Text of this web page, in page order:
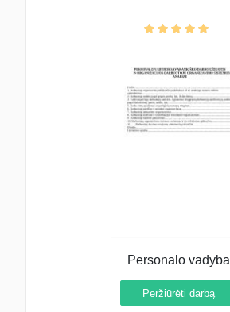
Personalo vadyba
Peržiūrėti darbą